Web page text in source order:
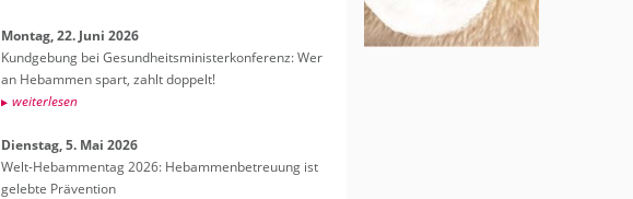
Mon­tag, 22. Juni 2026
Kund­ge­bung bei Ge­sund­heits­mi­nis­ter­kon­fe­renz: Wer
an Heb­am­men spart, zahlt dop­pelt!
wei­ter­le­sen
Diens­tag, 5. Mai 2026
Welt-Heb­am­men­tag 2026: Heb­am­men­be­treu­ung ist
ge­leb­te Prä­ven­ti­on